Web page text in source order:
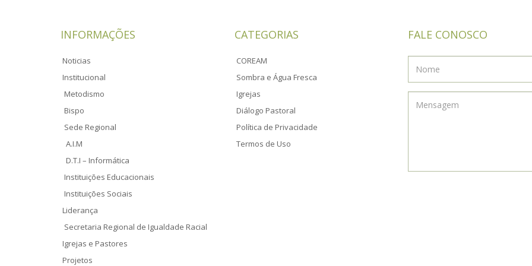
INFORMAÇÕES
Noticias
Institucional
Metodismo
Bispo
Sede Regional
A.I.M
D.T.I – Informática
Instituições Educacionais
Instituições Sociais
Liderança
Secretaria Regional de Igualdade Racial
Igrejas e Pastores
Projetos
CATEGORIAS
COREAM
Sombra e Água Fresca
Igrejas
Diálogo Pastoral
Política de Privacidade
Termos de Uso
FALE CONOSCO